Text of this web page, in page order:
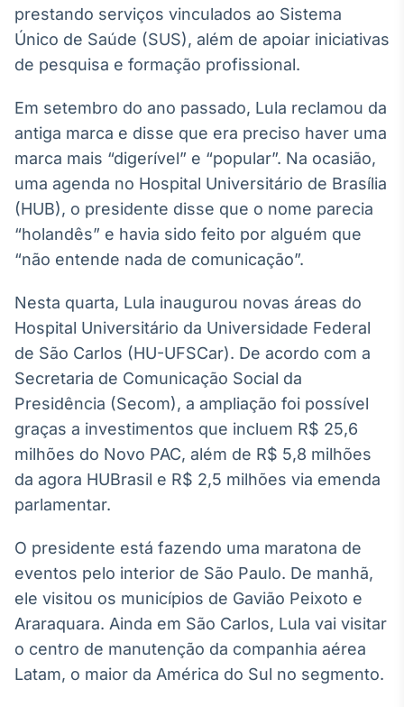
Ticker
Cotações e
notícias
Widgets
Componentes
para conteúdos e
funcionalidades
Broadcast
Conteúdos e
dados para
displays e telas
Broadcast
Curadoria
Curadoria de
conteúdos
noticiosos
Soluções de
Tecnologia
Broadcast
Monitoramento
inteligente de
notícias e
conteúdos
Broadcast
prestando serviços vinculados ao Sistema
Único de Saúde (SUS), além de apoiar iniciativas
de pesquisa e formação profissional.
Em setembro do ano passado, Lula reclamou da
antiga marca e disse que era preciso haver uma
marca mais “digerível” e “popular”. Na ocasião,
uma agenda no Hospital Universitário de Brasília
(HUB), o presidente disse que o nome parecia
“holandês” e havia sido feito por alguém que
“não entende nada de comunicação”.
Nesta quarta, Lula inaugurou novas áreas do
Hospital Universitário da Universidade Federal
de São Carlos (HU-UFSCar). De acordo com a
Secretaria de Comunicação Social da
Presidência (Secom), a ampliação foi possível
graças a investimentos que incluem R$ 25,6
milhões do Novo PAC, além de R$ 5,8 milhões
da agora HUBrasil e R$ 2,5 milhões via emenda
parlamentar.
O presidente está fazendo uma maratona de
eventos pelo interior de São Paulo. De manhã,
ele visitou os municípios de Gavião Peixoto e
Araraquara. Ainda em São Carlos, Lula vai visitar
o centro de manutenção da companhia aérea
Latam, o maior da América do Sul no segmento.